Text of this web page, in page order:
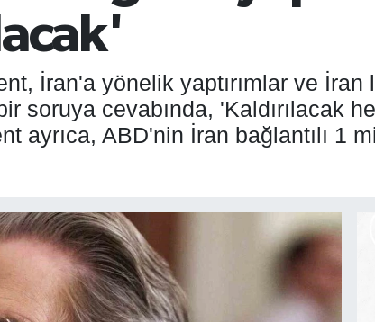
İran'a yönelik yaptırımlar ve İran
soruya cevabında, 'Kaldırılacak
ayrıca, ABD'nin İran bağlantılı 1